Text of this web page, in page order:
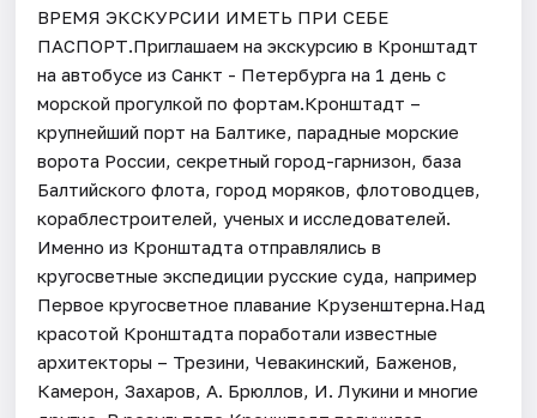
ВРЕМЯ ЭКСКУРСИИ ИМЕТЬ ПРИ СЕБЕ
ПАСПОРТ.Приглашаем на экскурсию в Кронштадт
на автобусе из Санкт - Петербурга на 1 день с
морской прогулкой по фортам.Кронштадт –
крупнейший порт на Балтике, парадные морские
ворота России, секретный город-гарнизон, база
Балтийского флота, город моряков, флотоводцев,
кораблестроителей, ученых и исследователей.
Именно из Кронштадта отправлялись в
кругосветные экспедиции русские суда, например
Первое кругосветное плавание Крузенштерна.Над
красотой Кронштадта поработали известные
архитекторы – Трезини, Чевакинский, Баженов,
Камерон, Захаров, А. Брюллов, И. Лукини и многие